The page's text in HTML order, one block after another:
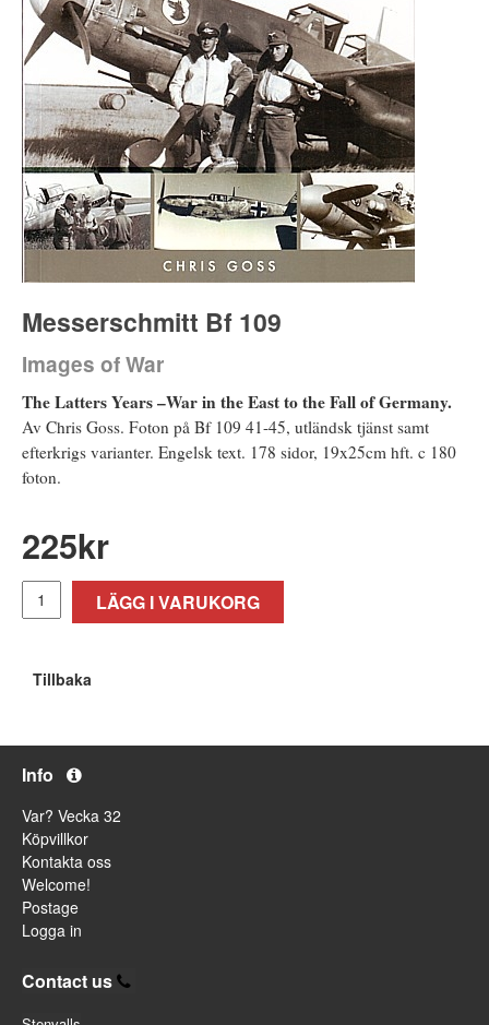
Messerschmitt Bf 109
Images of War
The Latters Years –War in the East to the Fall of Germany.
Av Chris Goss. Foton på Bf 109 41-45, utländsk tjänst samt
efterkrigs varianter. Engelsk text. 178 sidor, 19x25cm hft. c 180
foton.
225kr
LÄGG I VARUKORG
Tillbaka
Info
Var? Vecka 32
Köpvillkor
Kontakta oss
Welcome!
Postage
Logga in
Contact us